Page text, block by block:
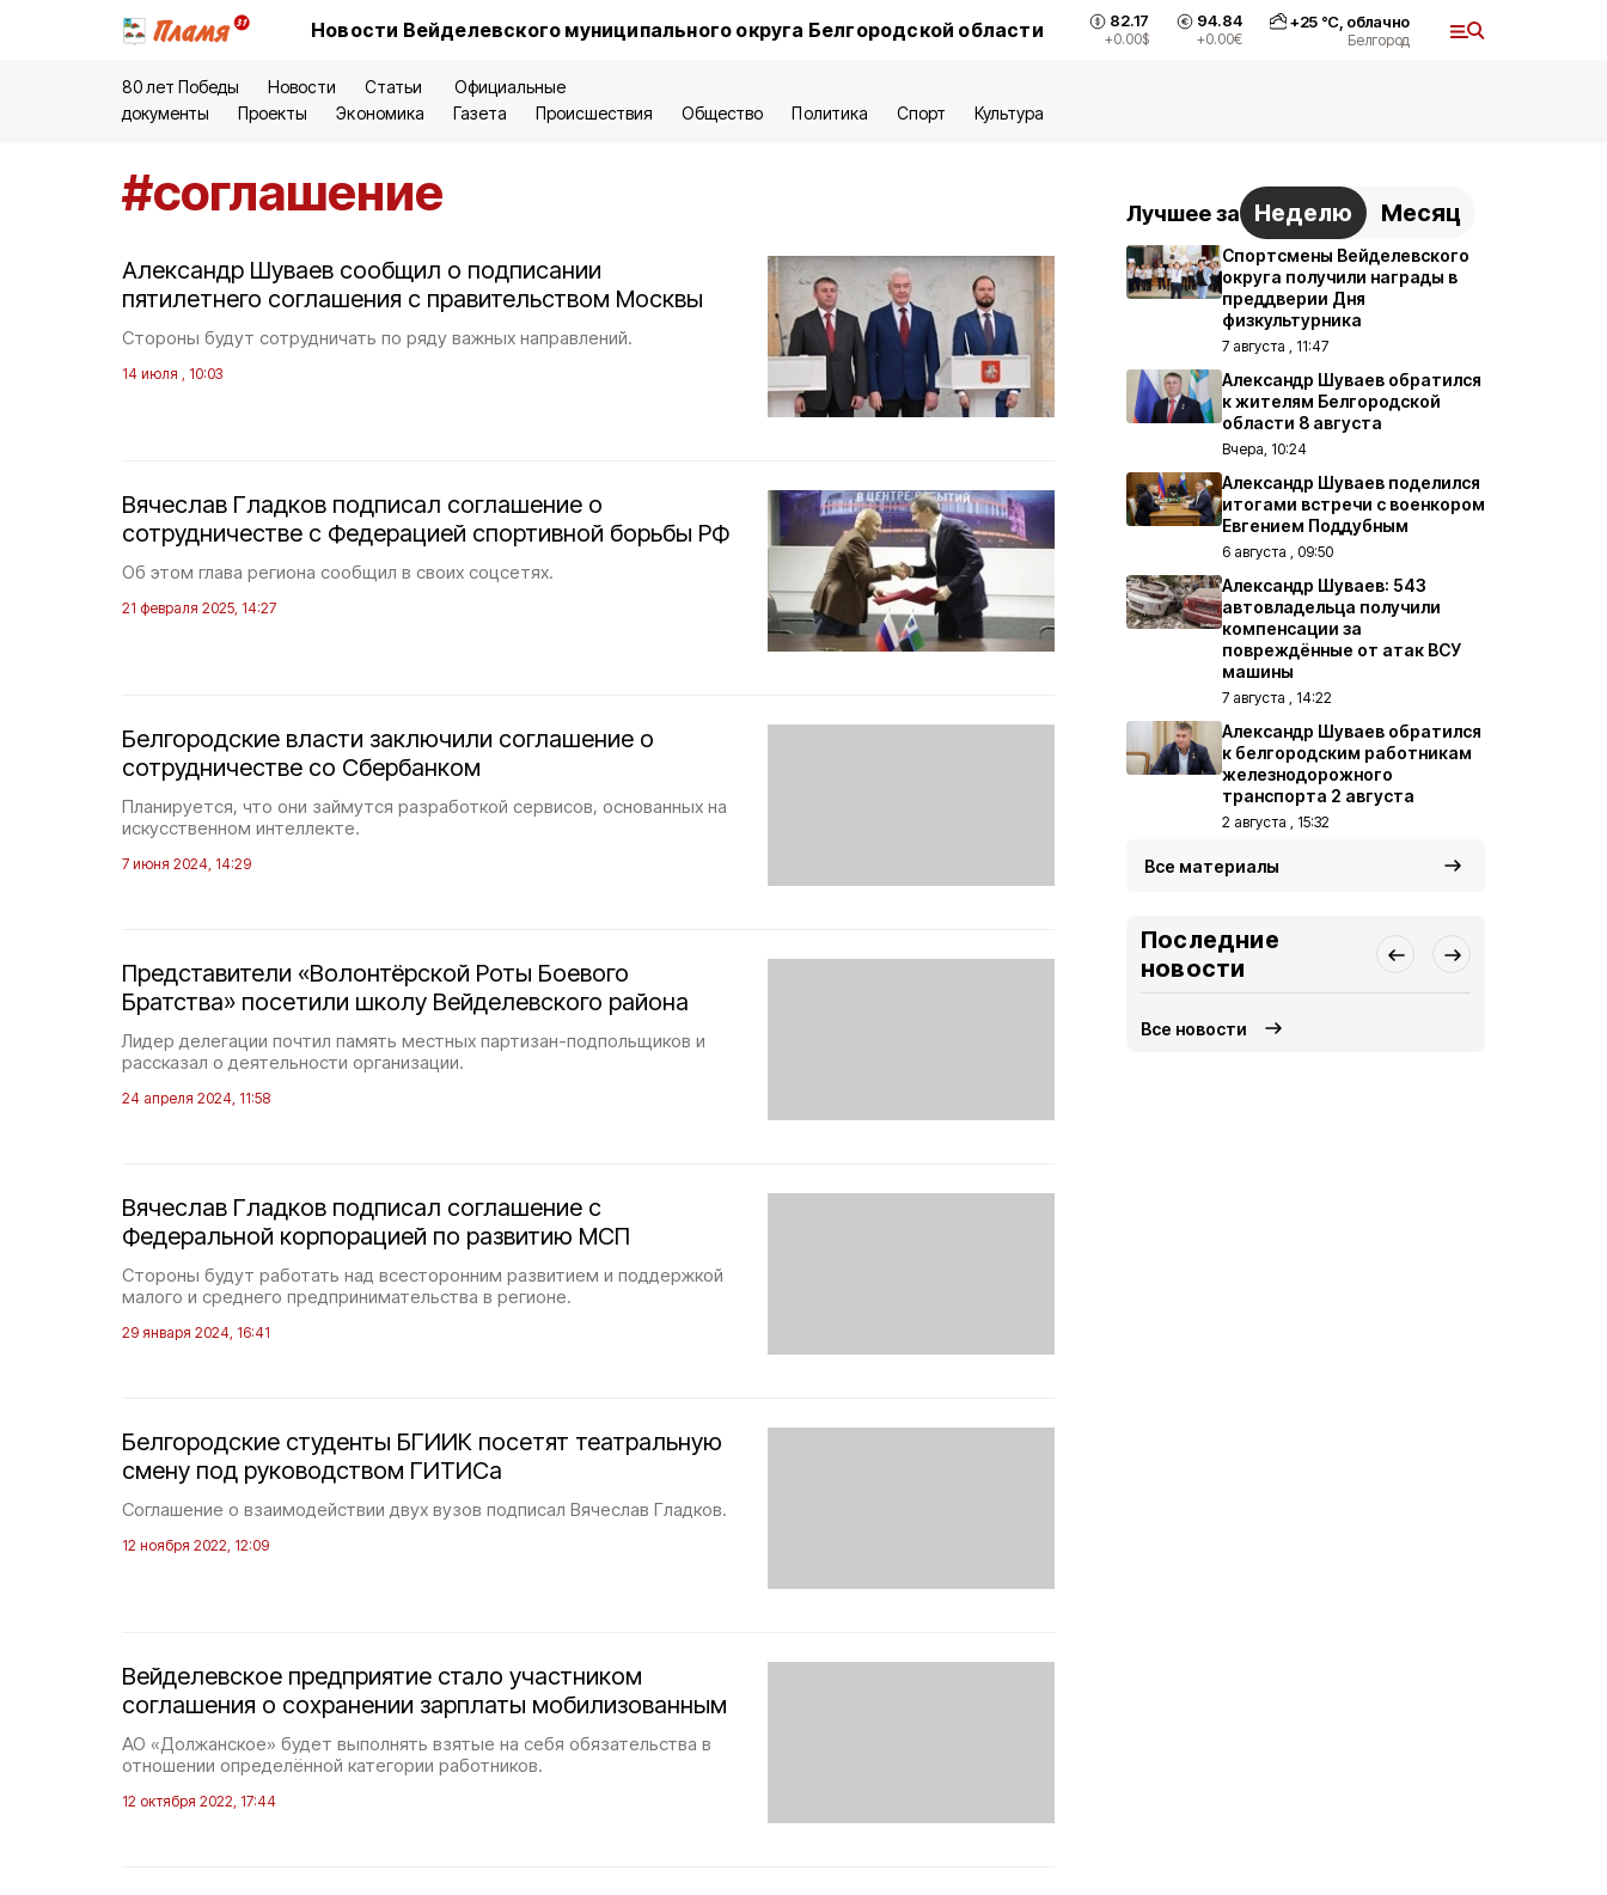
Новости Вейделевского муниципального округа Белгородской области 82.17
+0.00$
94.84
+0.00€
+25°С, облачно
Белгород
80 лет Победы Новости Статьи
Официальные
документы
Проекты Экономика Газета Происшествия Общество Политика Спорт Культура
#соглашение
Александр Шуваев сообщил о подписании
пятилетнего соглашения с правительством Москвы
Стороны будут сотрудничать по ряду важных направлений.
14 июля , 10:03
Вячеслав Гладков подписал соглашение о
сотрудничестве с Федерацией спортивной борьбы РФ
Об этом глава региона сообщил в своих соцсетях.
21 февраля 2025, 14:27
Белгородские власти заключили соглашение о
сотрудничестве со Сбербанком
Планируется, что они займутся разработкой сервисов, основанных на
искусственном интеллекте.
7 июня 2024, 14:29
Представители «Волонтёрской Роты Боевого
Братства» посетили школу Вейделевского района
Лидер делегации почтил память местных партизан-подпольщиков и
рассказал о деятельности организации.
24 апреля 2024, 11:58
Вячеслав Гладков подписал соглашение с
Федеральной корпорацией по развитию МСП
Стороны будут работать над всесторонним развитием и поддержкой
малого и среднего предпринимательства в регионе.
29 января 2024, 16:41
Белгородские студенты БГИИК посетят театральную
смену под руководством ГИТИСа
Соглашение о взаимодействии двух вузов подписал Вячеслав Гладков.
12 ноября 2022, 12:09
Вейделевское предприятие стало участником
соглашения о сохранении зарплаты мобилизованным
АО «Должанское» будет выполнять взятые на себя обязательства в
отношении определённой категории работников.
12 октября 2022, 17:44
Лучшее за Неделю Месяц
Спортсмены Вейделевского
округа получили награды в
преддверии Дня
физкультурника
7 августа , 11:47
Александр Шуваев обратился
к жителям Белгородской
области 8 августа
Вчера, 10:24
Александр Шуваев поделился
итогами встречи с военкором
Евгением Поддубным
6 августа , 09:50
Александр Шуваев: 543
автовладельца получили
компенсации за
повреждённые от атак ВСУ
машины
7 августа , 14:22
Александр Шуваев обратился
к белгородским работникам
железнодорожного
транспорта 2 августа
2 августа , 15:32
Все материалы
Последние
новости
Все новости